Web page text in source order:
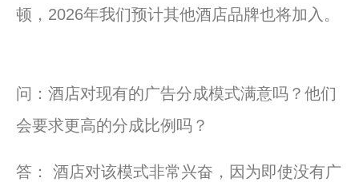
顿，2026年我们预计其他酒店品牌也将加入。
问：酒店对现有的广告分成模式满意吗？他们
会要求更高的分成比例吗？
答： 酒店对该模式非常兴奋，因为即使没有广